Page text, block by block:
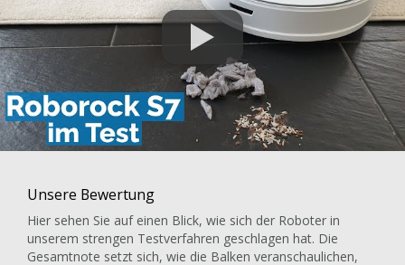
Unsere Bewertung
Hier sehen Sie auf einen Blick, wie sich der Roboter in
unserem strengen Testverfahren geschlagen hat. Die
Gesamtnote setzt sich, wie die Balken veranschaulichen,